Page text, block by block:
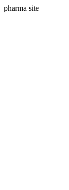
pharma site